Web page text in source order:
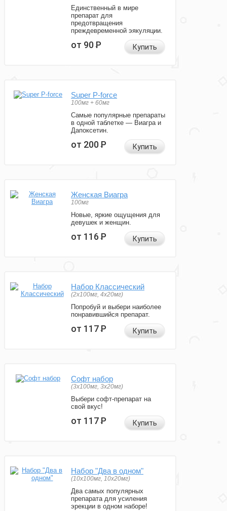
Единственный в мире
препарат для
предотвращения
преждевременной эякуляции.
от 90Р Купить
Super P-force
100мг + 60мг
Самые популярные препараты
в одной таблетке — Виагра и
Дапоксетин.
от 200Р Купить
Женская Виагра
100мг
Новые, яркие ощущения для
девушек и женщин.
от 116Р Купить
Набор Классический
(2x100мг, 4x20мг)
Попробуй и выбери наиболее
понравившийся препарат.
от 117Р Купить
Софт набор
(3x100мг, 3x20мг)
Выбери софт-препарат на
свой вкус!
от 117Р Купить
Набор "Два в одном"
(10x100мг, 10x20мг)
Два самых популярных
препарата для усиления
эрекции в одном наборе!